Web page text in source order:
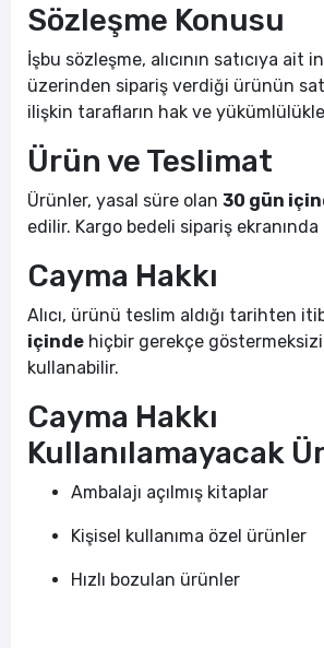
Sözleşme Konusu
İşbu sözleşme, alıcının satıcıya ait
üzerinden sipariş verdiği ürünün
ilişkin tarafların hak ve
Ürün ve Teslimat
Ürünler, yasal süre olan 30 gün
edilir. Kargo bedeli sipariş
Cayma Hakkı
Alıcı, ürünü teslim aldığı tarihten
içinde hiçbir gerekçe
kullanabilir.
Cayma Hakkı
Kullanılamayacak
Ambalajı açılmış kitaplar
Kişisel kullanıma özel ürünler
Hızlı bozulan ürünler